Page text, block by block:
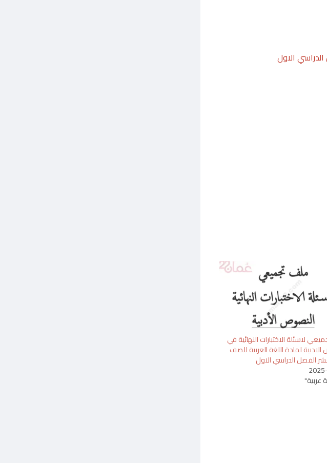
الدراسي الاول
لاسئلة الاختبارات النهائية في
لمادة اللغة العربية للصف
الفصل الدراسي الاول
عربية"